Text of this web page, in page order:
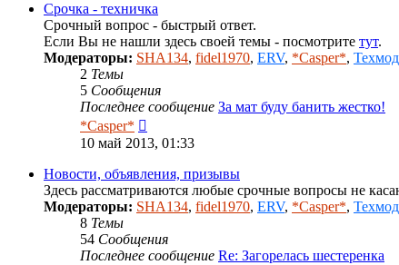
Срочка - техничка
Срочный вопрос - быстрый ответ.
Если Вы не нашли здесь своей темы - посмотрите тут.
Модераторы: SHA134, fidel1970, ERV, *Casper*,
2 Темы
5 Сообщения
Последнее сообщение За мат буду банить жестко!
*Casper*
к
сообщению
10 май 2013, 01:33
Новости, объявления, призывы
Здесь рассматриваются любые срочные вопросы не
Модераторы: SHA134, fidel1970, ERV, *Casper*,
8 Темы
54 Сообщения
Последнее сообщение Re: Загорелась шестеренка